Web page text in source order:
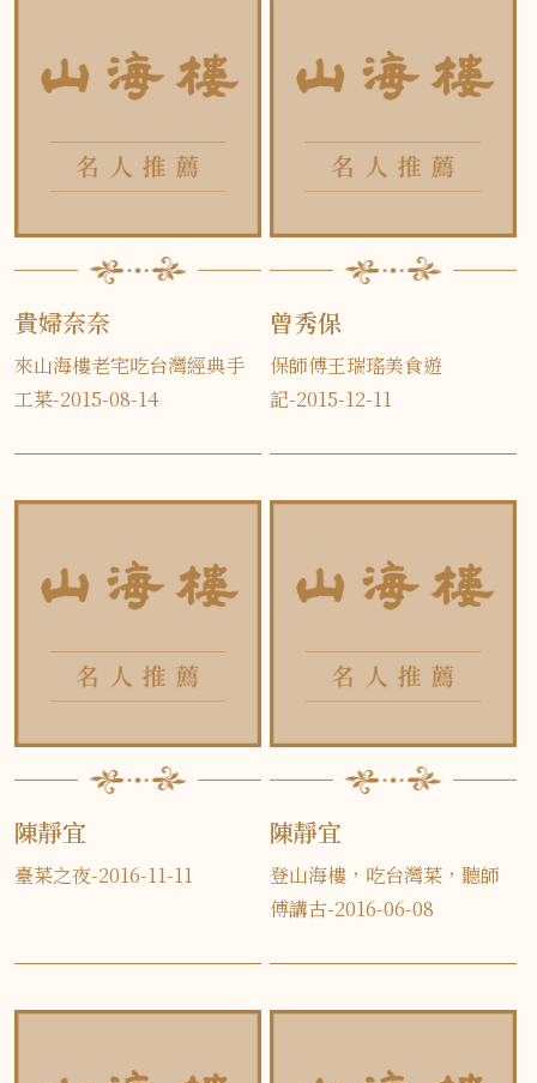
貴婦奈奈
來山海樓老宅吃台灣經典手
工菜-2015-08-14
曾秀保
保師傅王瑞瑤美食遊
記-2015-12-11
陳靜宜
臺菜之夜-2016-11-11
陳靜宜
登山海樓，吃台灣菜，聽師
傅講古-2016-06-08